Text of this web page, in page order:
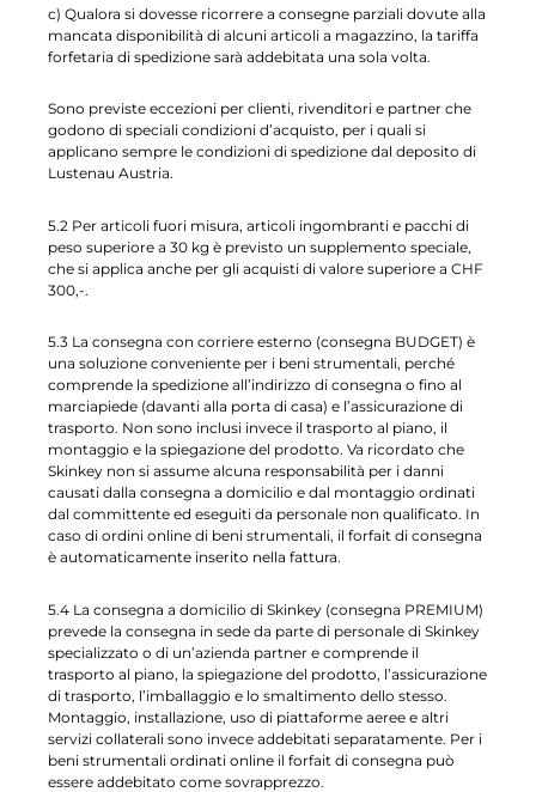
c) Qualora si dovesse ricorrere a consegne parziali dovute alla
mancata disponibilità di alcuni articoli a magazzino, la tariffa
forfetaria di spedizione sarà addebitata una sola volta.
Sono previste eccezioni per clienti, rivenditori e partner che
godono di speciali condizioni d’acquisto, per i quali si
applicano sempre le condizioni di spedizione dal deposito di
Lustenau Austria.
5.2 Per articoli fuori misura, articoli ingombranti e pacchi di
peso superiore a 30 kg è previsto un supplemento speciale,
che si applica anche per gli acquisti di valore superiore a CHF
300,-.
5.3 La consegna con corriere esterno (consegna BUDGET) è
una soluzione conveniente per i beni strumentali, perché
comprende la spedizione all’indirizzo di consegna o fino al
marciapiede (davanti alla porta di casa) e l’assicurazione di
trasporto. Non sono inclusi invece il trasporto al piano, il
montaggio e la spiegazione del prodotto. Va ricordato che
Skinkey non si assume alcuna responsabilità per i danni
causati dalla consegna a domicilio e dal montaggio ordinati
dal committente ed eseguiti da personale non qualificato. In
caso di ordini online di beni strumentali, il forfait di consegna
è automaticamente inserito nella fattura.
5.4 La consegna a domicilio di Skinkey (consegna PREMIUM)
prevede la consegna in sede da parte di personale di Skinkey
specializzato o di un’azienda partner e comprende il
trasporto al piano, la spiegazione del prodotto, l’assicurazione
di trasporto, l’imballaggio e lo smaltimento dello stesso.
Montaggio, installazione, uso di piattaforme aeree e altri
servizi collaterali sono invece addebitati separatamente. Per i
beni strumentali ordinati online il forfait di consegna può
essere addebitato come sovrapprezzo.